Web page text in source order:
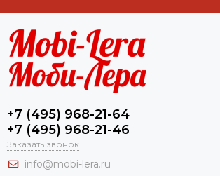
+7 (495) 968-21-64
+7 (495) 968-21-46
Заказать звонок
info@mobi-lera.ru